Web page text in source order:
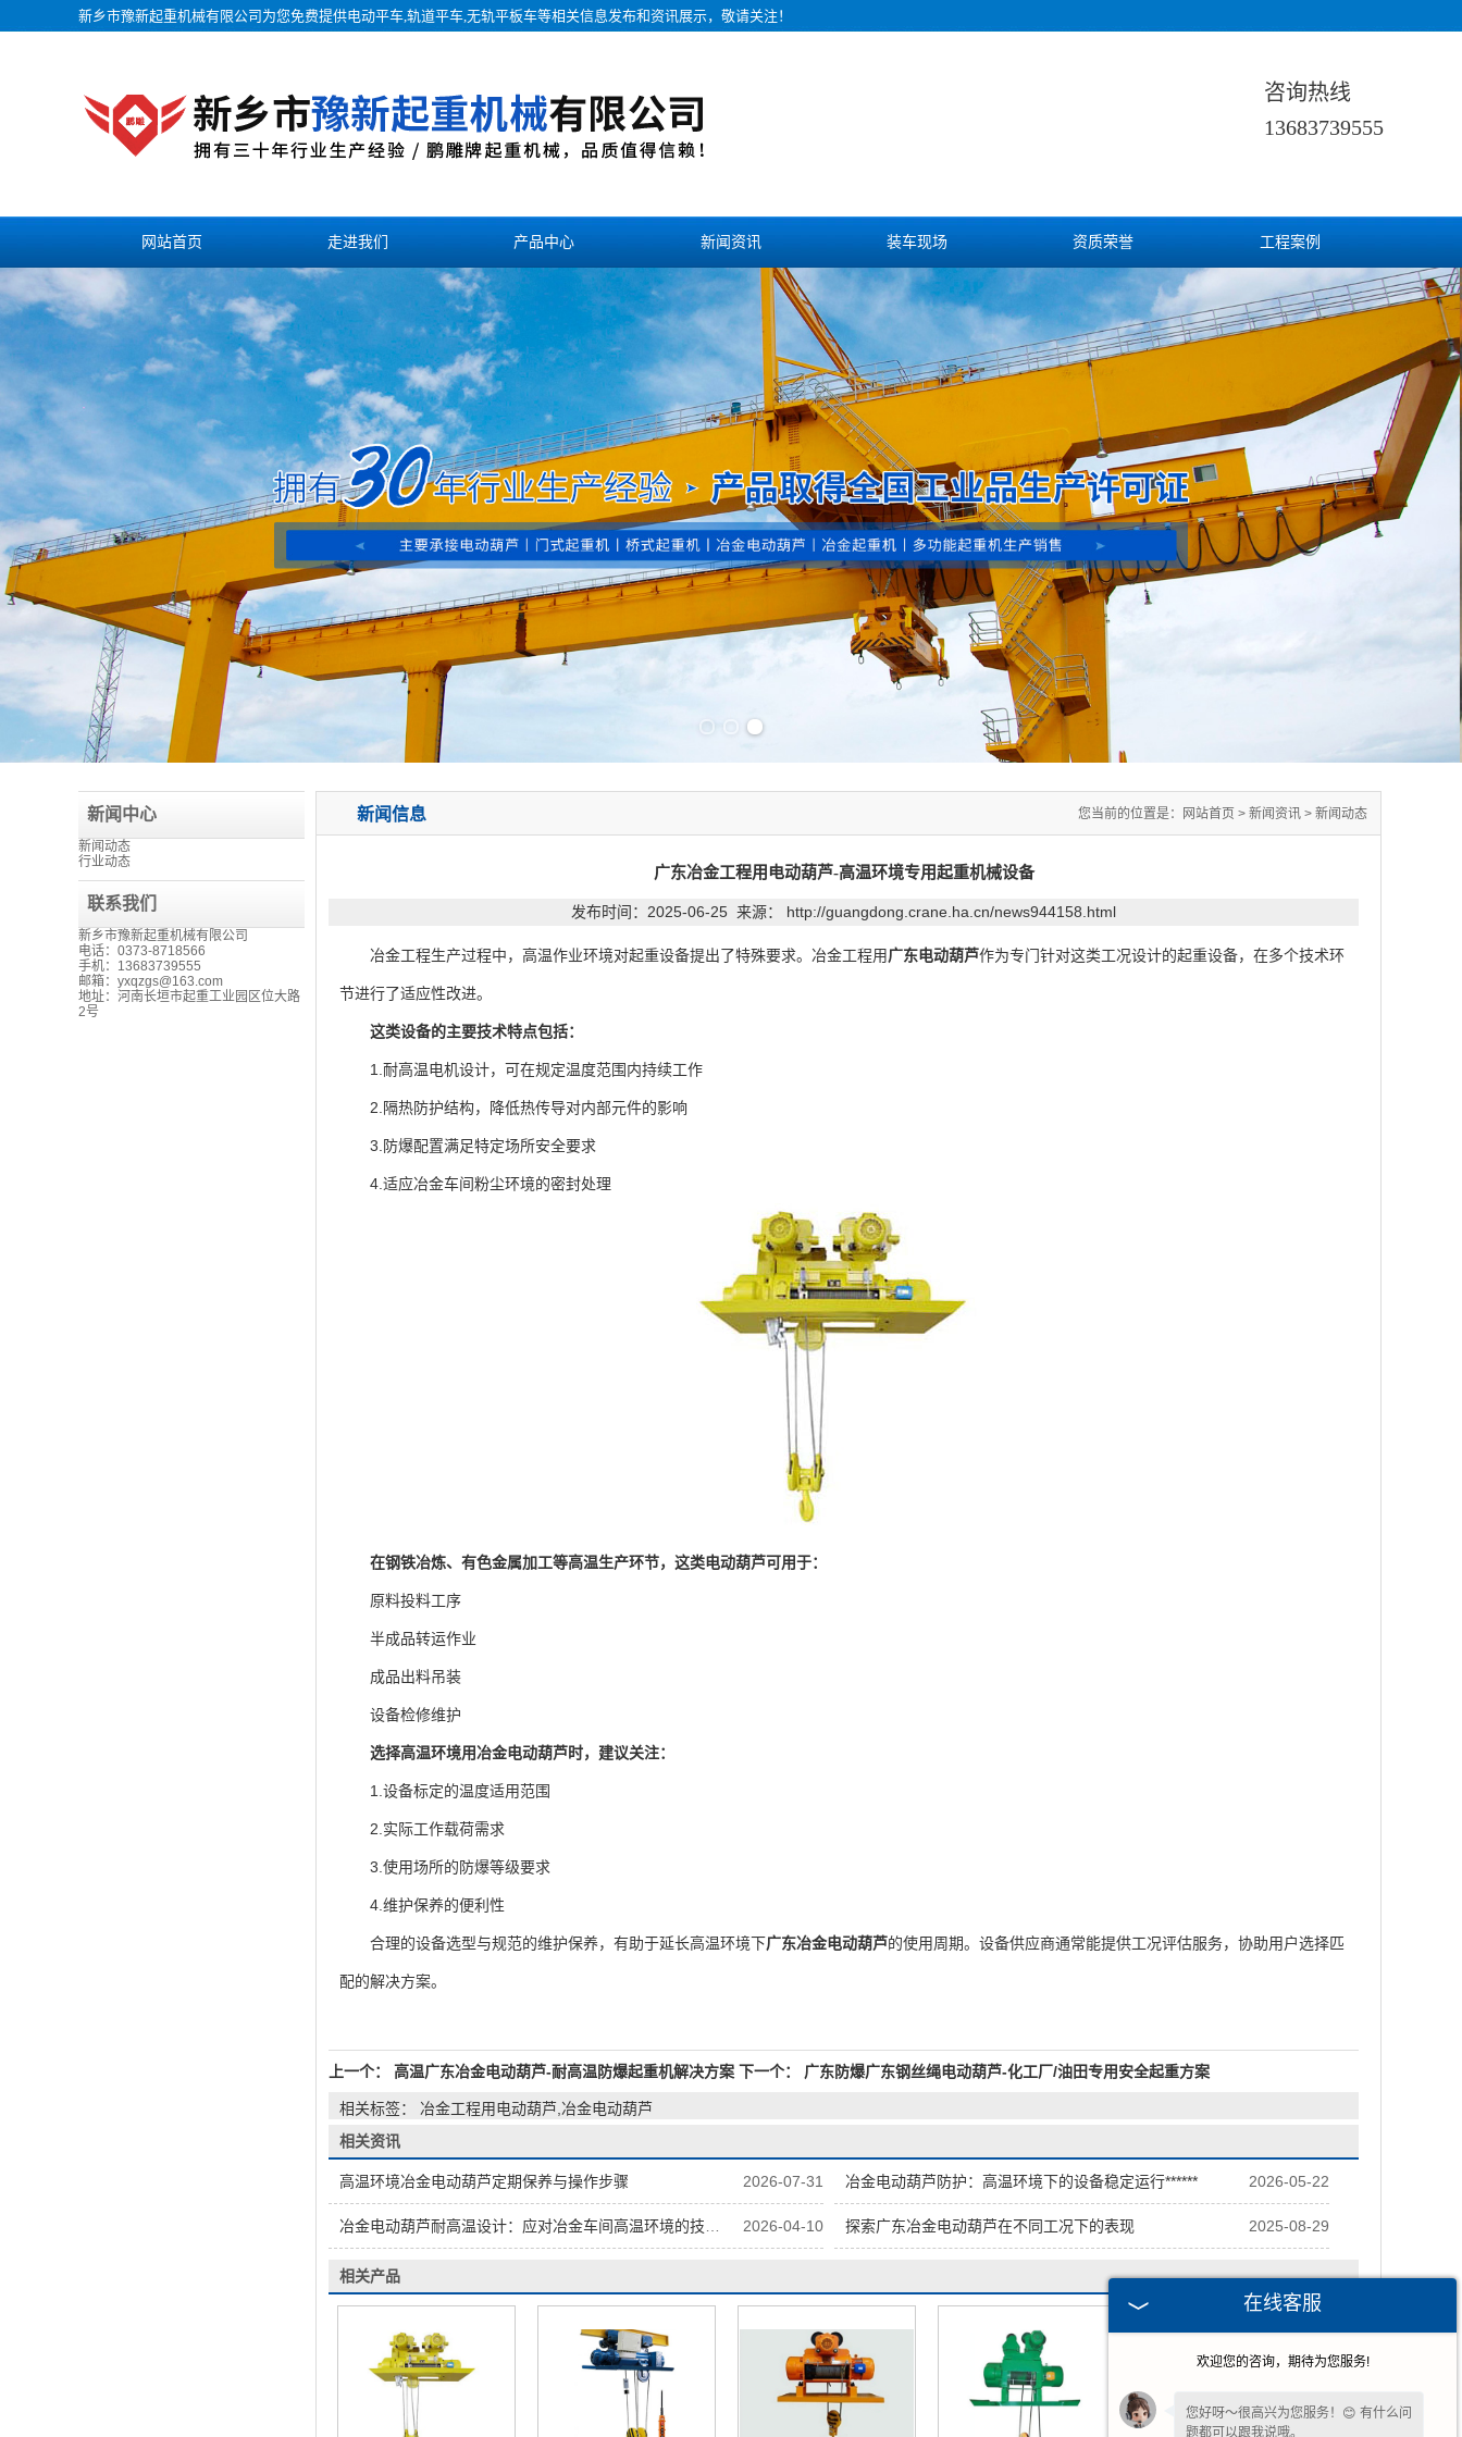
新乡市豫新起重机械有限公司为您免费提供电动平车,轨道平车,无轨平板车等相关信息发布和资讯展示，敬请关注！
咨询热线
13683739555
网站首页 走进我们 产品中心 新闻资讯 装车现场 资质荣誉 工程案例
联系我们
新闻中心
新闻动态
行业动态
联系我们
新乡市豫新起重机械有限公司
电话：0373-8718566
手机：13683739555
邮箱： yxqzgs@163.com
地址：河南长垣市起重工业园区位大路
2号
新闻信息 您当前的位置是： 网站首页 > 新闻资讯 > 新闻动态
广东冶金工程用电动葫芦-高温环境专用起重机械设备
发布时间：2025-06-25 来源： http://guangdong.crane.ha.cn/news944158.html
冶金工程生产过程中，高温作业环境对起重设备提出了特殊要求。冶金工程用广东电动葫芦作为专门针对这类工况设计的起重设备，在多个技术环
节进行了适应性改进。
这类设备的主要技术特点包括：
1.耐高温电机设计，可在规定温度范围内持续工作
2.隔热防护结构，降低热传导对内部元件的影响
3.防爆配置满足特定场所安全要求
4.适应冶金车间粉尘环境的密封处理
在钢铁冶炼、有色金属加工等高温生产环节，这类电动葫芦可用于：
原料投料工序
半成品转运作业
成品出料吊装
设备检修维护
选择高温环境用冶金电动葫芦时，建议关注：
1.设备标定的温度适用范围
2.实际工作载荷需求
3.使用场所的防爆等级要求
4.维护保养的便利性
合理的设备选型与规范的维护保养，有助于延长高温环境下广东冶金电动葫芦的使用周期。设备供应商通常能提供工况评估服务，协助用户选择匹
配的解决方案。
上一个： 高温广东冶金电动葫芦-耐高温防爆起重机解决方案 下一个： 广东防爆广东钢丝绳电动葫芦-化工厂/油田专用安全起重方案
相关标签： 冶金工程用电动葫芦,冶金电动葫芦
相关资讯
2026-07-31
高温环境冶金电动葫芦定期保养与操作步骤 2026-05-22
冶金电动葫芦防护：高温环境下的设备稳定运行******
2026-04-10
冶金电动葫芦耐高温设计：应对冶金车间高温环境的技术方案 2025-08-29
探索广东冶金电动葫芦在不同工况下的表现
相关产品
在线客服
欢迎您的咨询，期待为您服务!
您好呀～很高兴为您服务！😊 有什么问
题都可以跟我说哦。